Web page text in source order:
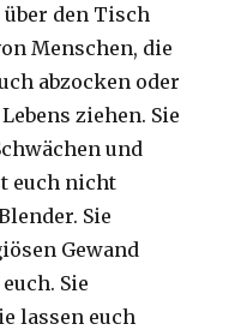
den Tisch
Menschen, die
abzocken oder
ziehen. Sie
und
euch nicht
Sie
Gewand
Sie
lassen euch